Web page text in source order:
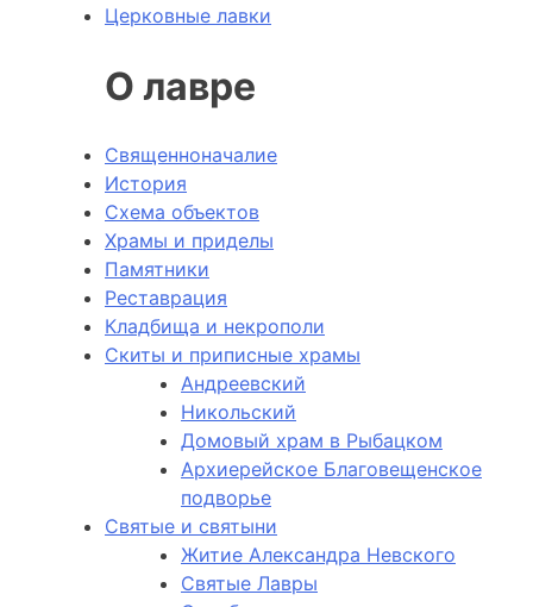
Церковные лавки
О лавре
Священноначалие
История
Схема объектов
Храмы и приделы
Памятники
Реставрация
Кладбища и некрополи
Скиты и приписные храмы
Андреевский
Никольский
Домовый храм в Рыбацком
Архиерейское Благовещенское
подворье
Святые и святыни
Житие Александра Невского
Святые Лавры